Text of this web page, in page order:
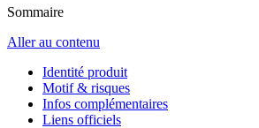
Sommaire
Aller au contenu
Identité produit
Motif & risques
Infos complémentaires
Liens officiels